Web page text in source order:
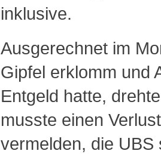
inklusive.
Ausgerechnet im
Gipfel erklomm und
Entgeld hatte,
musste einen
vermelden, die UBS